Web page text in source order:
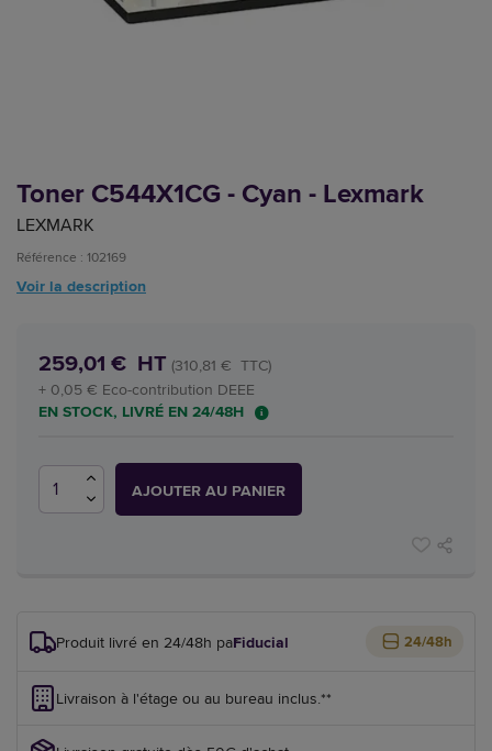
Toner C544X1CG - Cyan - Lexmark
LEXMARK
Référence : 102169
Voir la description
259,01 € HT (310,81 € TTC)
+ 0,05 € Eco-contribution DEEE
EN STOCK, LIVRÉ EN 24/48H
AJOUTER AU PANIER
Produit livré en 24/48h parFiducial 24/48h
Livraison à l'étage ou au bureau inclus.**